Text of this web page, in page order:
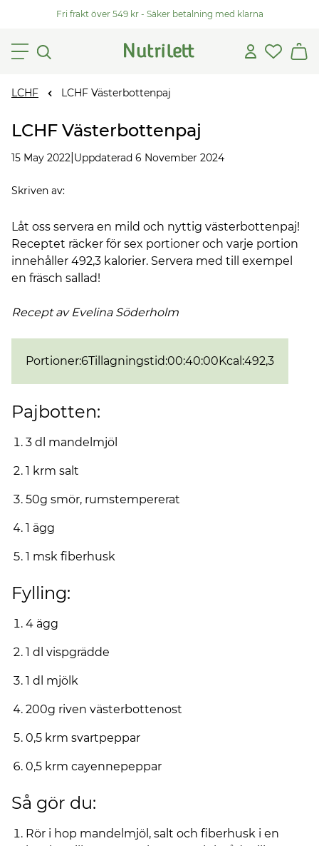
Fri frakt över 549 kr - Säker betalning med klarna
LCHF LCHF Västerbottenpaj
LCHF Västerbottenpaj
15 May 2022 Uppdaterad 6 November 2024
Skriven av:
Låt oss servera en mild och nyttig västerbottenpaj!
Receptet räcker för sex portioner och varje portion
innehåller 492,3 kalorier. Servera med till exempel
en fräsch sallad!
Recept av Evelina Söderholm
Portioner:6Tillagningstid:00:40:00Kcal :492,3
Pajbotten:
3 dl mandelmjöl
1 krm salt
50g smör, rumstempererat
1 ägg
1 msk fiberhusk
Fylling:
4 ägg
1 dl vispgrädde
1 dl mjölk
200g riven västerbottenost
0,5 krm svartpeppar
0,5 krm cayennepeppar
Så gör du:
Rör i hop mandelmjöl, salt och fiberhusk i en